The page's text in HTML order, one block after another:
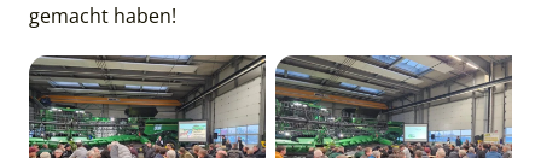
gemacht haben!